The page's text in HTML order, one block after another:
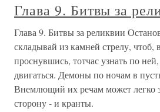
Глава 9. Битвы за
Глава 9. Битвы за реликвии
складывай из камней стрелу, чтоб,
проснувшись, тотчас узнать по
двигаться. Демоны по ночам в
Внемлющий их речам может легко
сторону - и кранты.